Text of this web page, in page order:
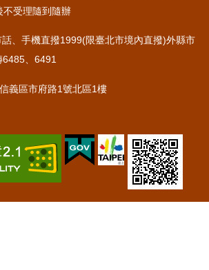
受理隨到隨辦
、手機直撥1999(限臺北市境內直撥)外縣市
、6491
義區市府路1號北區1樓